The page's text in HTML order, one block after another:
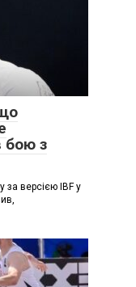
бою з
за версією IBF у